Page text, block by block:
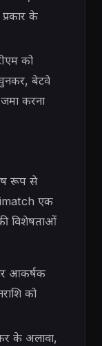
के
को
बेटवे
करना
रूप से
एक
विशेषताओं
आकर्षक
को
के अलावा,